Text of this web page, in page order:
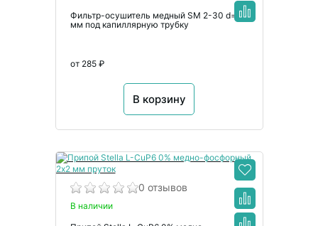
Фильтр-осушитель медный SM 2-30 d=24
мм под капиллярную трубку
от 285 ₽
В корзину
0 отзывов
В наличии